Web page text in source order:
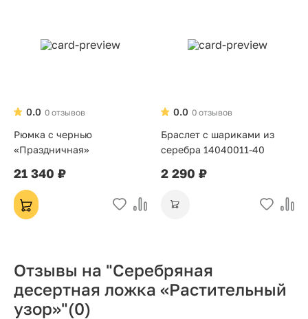
0 отзывов
0.0
Рюмка с чернью
«Праздничная»
21 340 ₽
0 отзывов
0.0
Браслет с шариками из
серебра 14040011-40
2 290 ₽
Отзывы на "Серебряная
десертная ложка «Растительный
узор»"(0)